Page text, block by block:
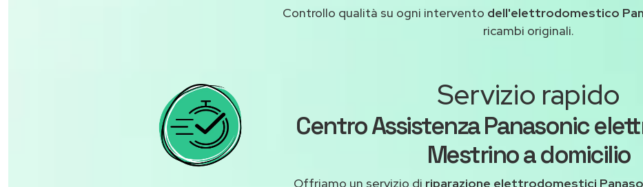
Controllo qualità su ogni intervento dell'elettrodomestico
ricambi originali.
Servizio rapido
Centro Assistenza Panasonic
Mestrino a domicilio
Offriamo un servizio di riparazione elettrodomestici